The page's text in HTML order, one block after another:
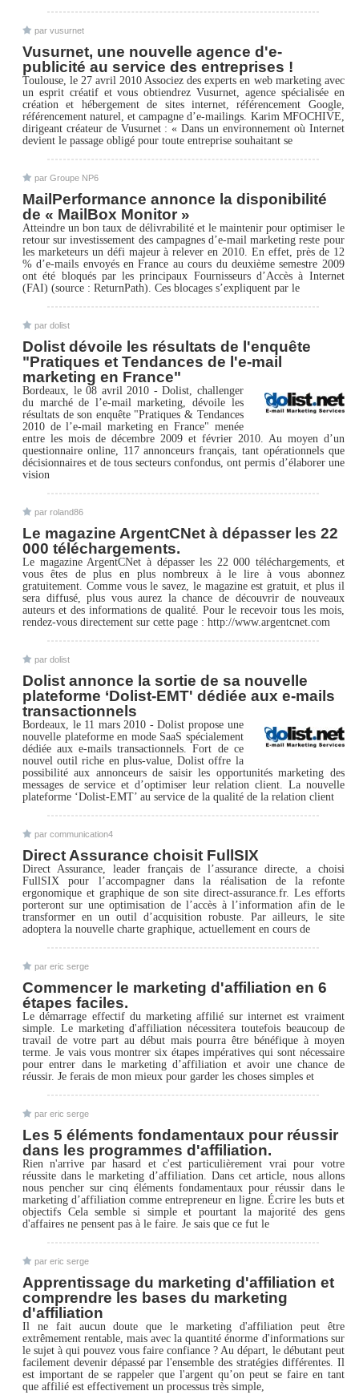
par vusurnet
Vusurnet, une nouvelle agence d'e-
publicité au service des entreprises !
Toulouse, le 27 avril 2010 Associez des experts en web marketing avec
un esprit créatif et vous obtiendrez Vusurnet, agence spécialisée en
création et hébergement de sites internet, référencement Google,
référencement naturel, et campagne d’e-mailings. Karim MFOCHIVE,
dirigeant créateur de Vusurnet : « Dans un environnement où Internet
devient le passage obligé pour toute entreprise souhaitant se
par Groupe NP6
MailPerformance annonce la disponibilité
de « MailBox Monitor »
Atteindre un bon taux de délivrabilité et le maintenir pour optimiser le
retour sur investissement des campagnes d’e-mail marketing reste pour
les marketeurs un défi majeur à relever en 2010. En effet, près de 12
% d’e-mails envoyés en France au cours du deuxième semestre 2009
ont été bloqués par les principaux Fournisseurs d’Accès à Internet
(FAI) (source : ReturnPath). Ces blocages s’expliquent par le
par dolist
Dolist dévoile les résultats de l'enquête
"Pratiques et Tendances de l'e-mail
marketing en France"
Bordeaux, le 08 avril 2010 - Dolist, challenger
du marché de l’e-mail marketing, dévoile les
résultats de son enquête "Pratiques & Tendances
2010 de l’e-mail marketing en France" menée
entre les mois de décembre 2009 et février 2010. Au moyen d’un
questionnaire online, 117 annonceurs français, tant opérationnels que
décisionnaires et de tous secteurs confondus, ont permis d’élaborer une
vision
par roland86
Le magazine ArgentCNet à dépasser les 22
000 téléchargements.
Le magazine ArgentCNet à dépasser les 22 000 téléchargements, et
vous êtes de plus en plus nombreux à le lire à vous abonnez
gratuitement. Comme vous le savez, le magazine est gratuit, et plus il
sera diffusé, plus vous aurez la chance de découvrir de nouveaux
auteurs et des informations de qualité. Pour le recevoir tous les mois,
rendez-vous directement sur cette page : http://www.argentcnet.com
par dolist
Dolist annonce la sortie de sa nouvelle
plateforme ‘Dolist-EMT' dédiée aux e-mails
transactionnels
Bordeaux, le 11 mars 2010 - Dolist propose une
nouvelle plateforme en mode SaaS spécialement
dédiée aux e-mails transactionnels. Fort de ce
nouvel outil riche en plus-value, Dolist offre la
possibilité aux annonceurs de saisir les opportunités marketing des
messages de service et d’optimiser leur relation client. La nouvelle
plateforme ‘Dolist-EMT’ au service de la qualité de la relation client
par communication4
Direct Assurance choisit FullSIX
Direct Assurance, leader français de l’assurance directe, a choisi
FullSIX pour l’accompagner dans la réalisation de la refonte
ergonomique et graphique de son site direct-assurance.fr. Les efforts
porteront sur une optimisation de l’accès à l’information afin de le
transformer en un outil d’acquisition robuste. Par ailleurs, le site
adoptera la nouvelle charte graphique, actuellement en cours de
par eric serge
Commencer le marketing d'affiliation en 6
étapes faciles.
Le démarrage effectif du marketing affilié sur internet est vraiment
simple. Le marketing d'affiliation nécessitera toutefois beaucoup de
travail de votre part au début mais pourra être bénéfique à moyen
terme. Je vais vous montrer six étapes impératives qui sont nécessaire
pour entrer dans le marketing d’affiliation et avoir une chance de
réussir. Je ferais de mon mieux pour garder les choses simples et
par eric serge
Les 5 éléments fondamentaux pour réussir
dans les programmes d'affiliation.
Rien n'arrive par hasard et c'est particulièrement vrai pour votre
réussite dans le marketing d’affiliation. Dans cet article, nous allons
nous pencher sur cinq éléments fondamentaux pour réussir dans le
marketing d’affiliation comme entrepreneur en ligne. Écrire les buts et
objectifs Cela semble si simple et pourtant la majorité des gens
d'affaires ne pensent pas à le faire. Je sais que ce fut le
par eric serge
Apprentissage du marketing d'affiliation et
comprendre les bases du marketing
d'affiliation
Il ne fait aucun doute que le marketing d'affiliation peut être
extrêmement rentable, mais avec la quantité énorme d'informations sur
le sujet à qui pouvez vous faire confiance ? Au départ, le débutant peut
facilement devenir dépassé par l'ensemble des stratégies différentes. Il
est important de se rappeler que l'argent qu’on peut se faire en tant
que affilié est effectivement un processus très simple,